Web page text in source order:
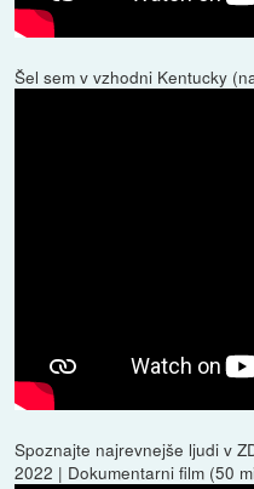
Šel sem v vzhodni Kentucky
Spoznajte najrevnejše ljudi v
2022 | Dokumentarni film (50